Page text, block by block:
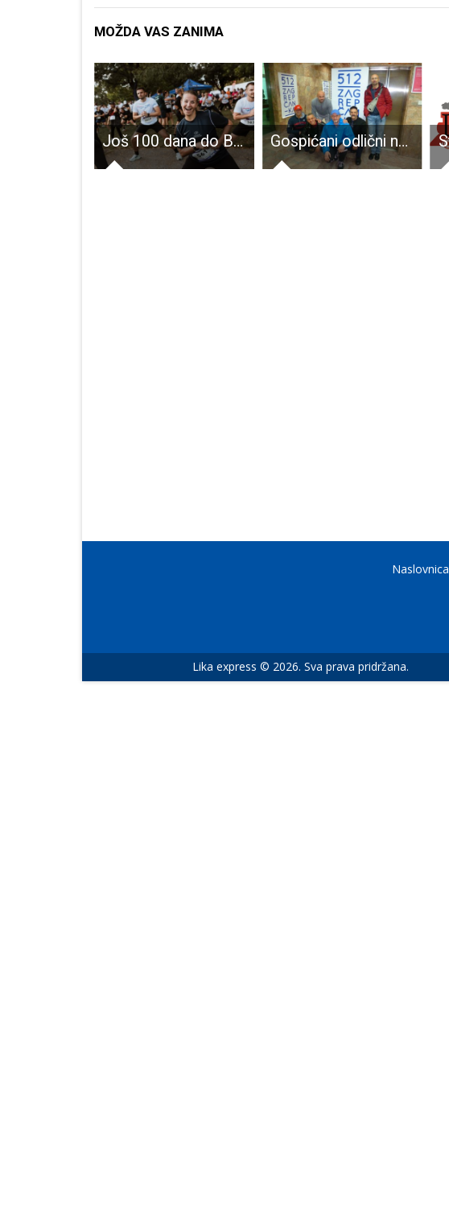
MOŽDA VAS ZANIMA
Još 100 dana do B2Run-a Zagreb: Počinje odbrojavanje do najveće završnice sezone Gospićani odlični na utrci po stepenicama Zagrepčanke!!!
Naslovnica
Lika express © 2026. Sva prava pridržana.